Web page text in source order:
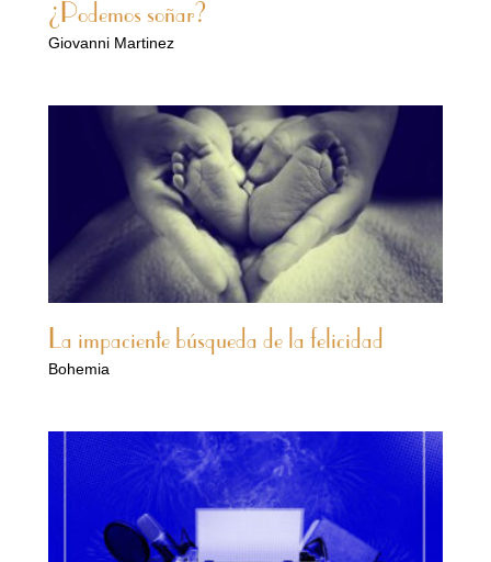
¿Podemos soñar?
Giovanni Martinez
La impaciente búsqueda de la felicidad
Bohemia